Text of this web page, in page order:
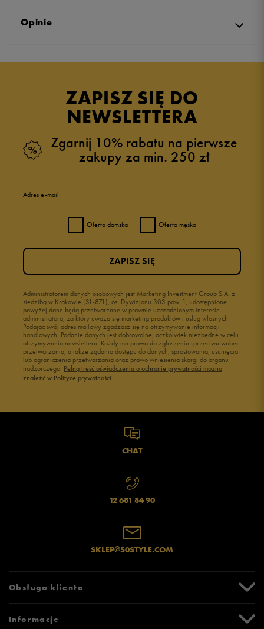
Opinie
ZAPISZ SIĘ DO
NEWSLETTERA
Zgarnij 10% rabatu na pierwsze
zakupy za min. 250 zł
Adres e-mail
Oferta damska Oferta męska
Administratorem danych osobowych jest Marketing Investment Group S.A. z
siedzibą w Krakowie (31-871), os. Dywizjonu 303 paw. 1, udostępnione
powyżej dane będą przetwarzane w prawnie uzasadnionym interesie
administratora, za który uważa się marketing produktów i usług własnych.
Podając swój adres mailowy zgadzasz się na otrzymywanie informacji
handlowych. Podanie danych jest dobrowolne, aczkolwiek niezbędne w celu
otrzymywania newslettera. Każdy ma prawo do zgłoszenia sprzeciwu wobec
przetwarzania, a także żądania dostępu do danych, sprostowania, usunięcia
lub ograniczenia przetwarzania oraz prawo wniesienia skargi do organu
nadzorczego. Pełną treść oświadczenia o ochronie prywatności można
znaleźć w Polityce prywatności.
ZAPISZ SIĘ
CHAT
12 681 84 90
SKLEP@50STYLE.COM
Obsługa klienta
Zwroty i reklamacje
Informacje